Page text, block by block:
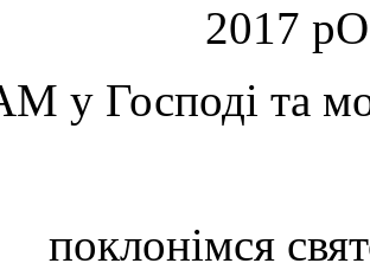
2017
у Господі та
поклонімся